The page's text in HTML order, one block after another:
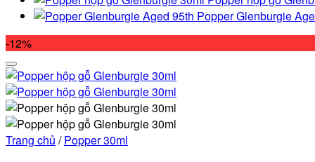
Popper Glenburgie
-12%
Trang chủ / Popper 30ml